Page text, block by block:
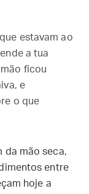
estavam ao
a tua
mão ficou
e
o que
da mão seca,
entre
hoje a